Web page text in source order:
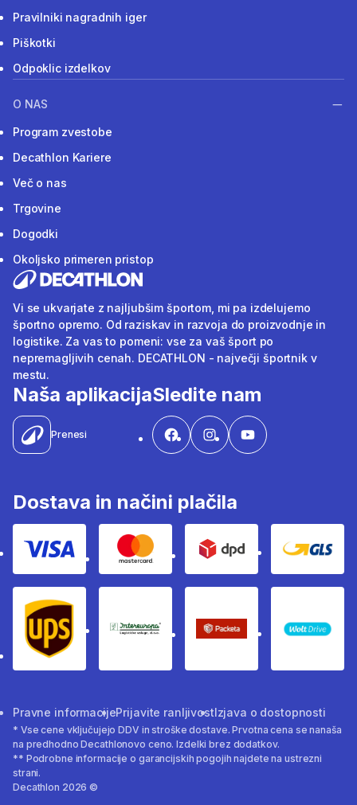
Pravilniki nagradnih iger
Piškotki
Odpoklic izdelkov
O NAS
Program zvestobe
Decathlon Kariere
Več o nas
Trgovine
Dogodki
Okoljsko primeren pristop
Vi se ukvarjate z najljubšim športom, mi pa izdelujemo
športno opremo. Od raziskav in razvoja do proizvodnje in
logistike. Za vas to pomeni: vse za vaš šport po
nepremagljivih cenah. DECATHLON - največji športnik v
mestu.
Naša aplikacija
Prenesi
Sledite nam
Dostava in načini plačila
Visa Mastercard Dpd Gls
Ups Intereuropa Packeta Sledenje
WOLT
Pravne informacijePrijavite ranljivostIzjava o dostopnosti
* Vse cene vključujejo DDV in stroške dostave. Prvotna cena se nanaša
na predhodno Decathlonovo ceno. Izdelki brez dodatkov.
** Podrobne informacije o garancijskih pogojih najdete na ustrezni
strani.
Decathlon 2026 ©